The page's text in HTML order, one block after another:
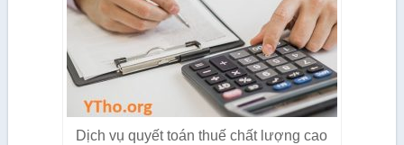
Dịch vụ quyết toán thuế chất lượng cao